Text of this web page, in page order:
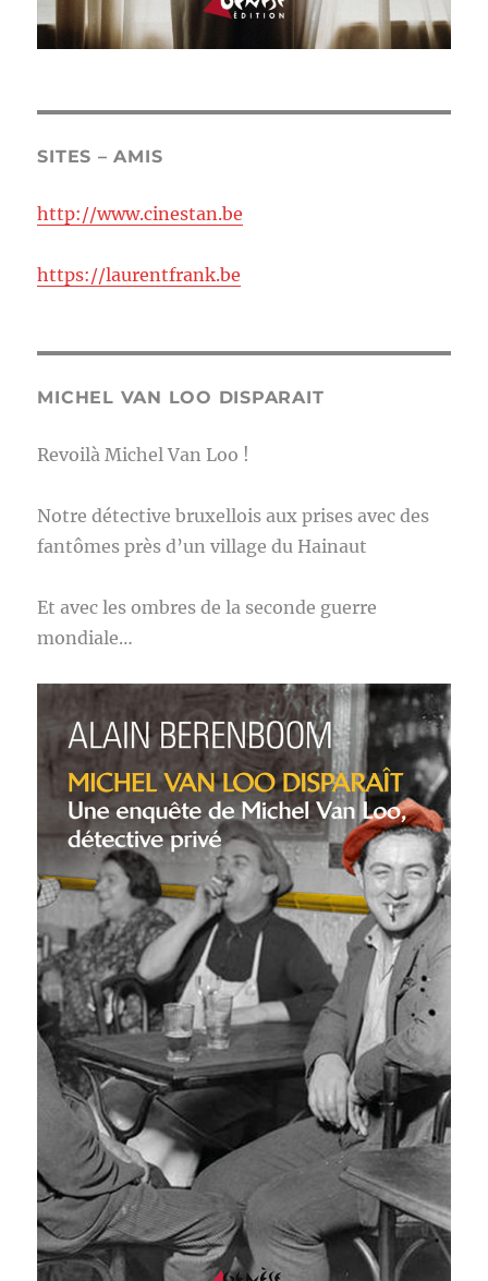
SITES – AMIS
http://www.cinestan.be
https://laurentfrank.be
MICHEL VAN LOO DISPARAIT
Revoilà Michel Van Loo !
Notre détective bruxellois aux prises avec des
fantômes près d’un village du Hainaut
Et avec les ombres de la seconde guerre
mondiale…